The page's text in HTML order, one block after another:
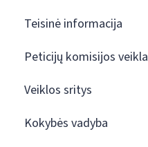
Teisinė informacija
Peticijų komisijos veikla
Veiklos sritys
Kokybės vadyba